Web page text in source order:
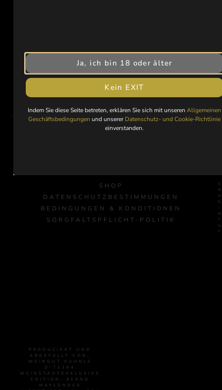
Neuerscheinungen, exklusive limitierte Editionen und
kommende Veranstaltungen.
Einreichen
SHOP
DATENSCHUTZBESTIMMUNGEN
BEDINGUNGEN & KONDITIONEN
SORGFALTSPFLICHT-POLITIK
PRODUZIERT UND
ABGEFÜLLT VON:
WEINGUT KUHNLE
D-71384
WEINSTADTEXKLUSIVE
EDITION: BERND
MAYLÄNDER
Ja, ich bin 18 oder älter
Kein EXIT
Indem Sie diese Seite betreten, erklären Sie sich mit unseren Allgemeinen
Geschäftsbedingungen und unsererDatenschutz- und Cookie-Richtlinie
einverstanden.